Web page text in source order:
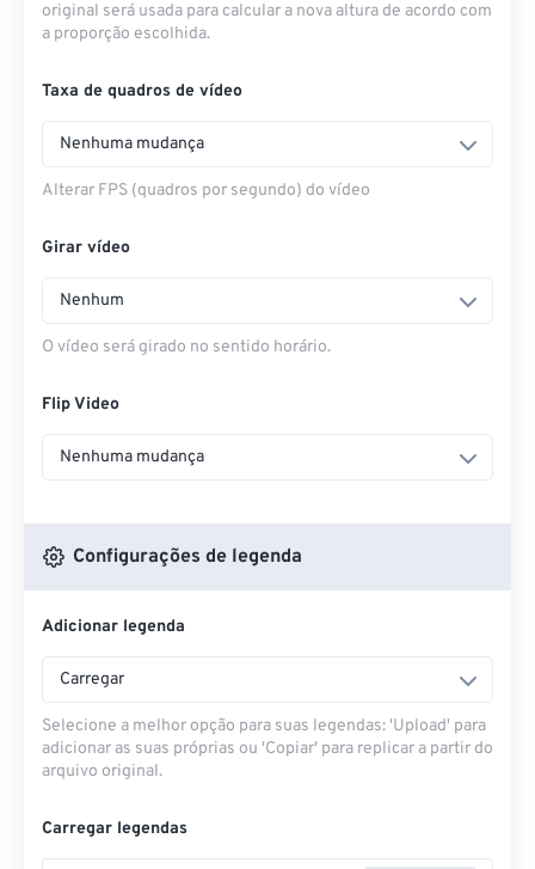
original será usada para calcular a nova altura de acordo com
a proporção escolhida.
Taxa de quadros de vídeo
Nenhuma mudança
Alterar FPS (quadros por segundo) do vídeo
Girar vídeo
Nenhum
O vídeo será girado no sentido horário.
Flip Video
Nenhuma mudança
Configurações de legenda
Adicionar legenda
Carregar
Selecione a melhor opção para suas legendas: 'Upload' para
adicionar as suas próprias ou 'Copiar' para replicar a partir do
arquivo original.
Carregar legendas